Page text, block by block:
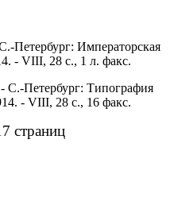
Петербург: Императорская
- VIII, 28 с., 1 л. факс.
С.-Петербург: Типография
- VIII, 28 с., 16 факс.
страниц